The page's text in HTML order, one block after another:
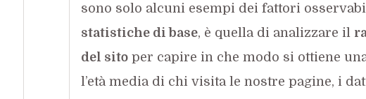
sono solo alcuni esempi dei fattori
statistiche di base, è quella di analizzare il
del sitoper capire in che modo si ottiene
l’età media di chi visita le nostre pagine, i